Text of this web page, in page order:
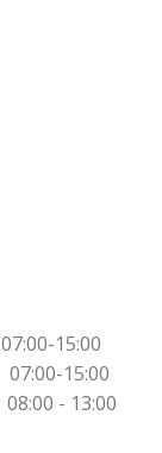
15:00
15:00
- 13:00